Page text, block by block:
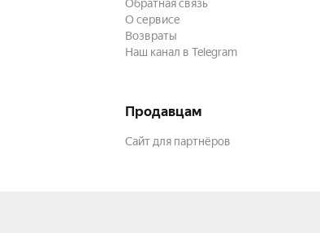
Обратная связь
О сервисе
Возвраты
Наш канал в Telegram
Продавцам
Сайт для партнёров